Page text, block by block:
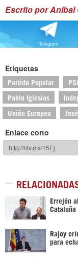
Escrito por Anibal
Etiquetas
Partido Popular
Pablo Iglesias
Unión Europea
Enlace corto
Errejón
Cataluña
Rajoy
para